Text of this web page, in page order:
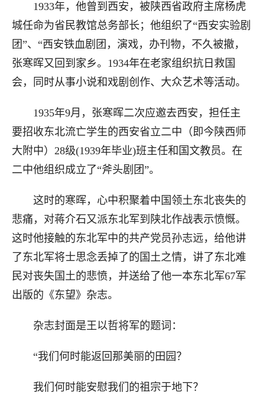
1933年，他曾到西安，被陕西省政府主席杨虎
城任命为省民教馆总务部长；他组织了“西安实验剧
团”、“西安铁血剧团，演戏，办刊物，不久被撤，
张寒晖又回到家乡。1934年在老家组织抗日救国
会，同时从事小说和戏剧创作、大众艺术等活动。
1935年9月，张寒晖二次应邀去西安，担任主
要招收东北流亡学生的西安省立二中（即今陕西师
大附中）28级(1939年毕业)班主任和国文教员。在
二中他组织成立了“斧头剧团”。
这时的寒晖，心中积聚着中国领土东北丧失的
悲痛，对蒋介石又派东北军到陕北作战表示愤慨。
这时他接触的东北军中的共产党员孙志远，给他讲
了东北军将士思念丢掉了的国土之情，讲了东北难
民对丧失国土的悲愤，并送给了他一本东北军67军
出版的《东望》杂志。
杂志封面是王以哲将军的题词：
“我们何时能返回那美丽的田园？
我们何时能安慰我们的祖宗于地下？